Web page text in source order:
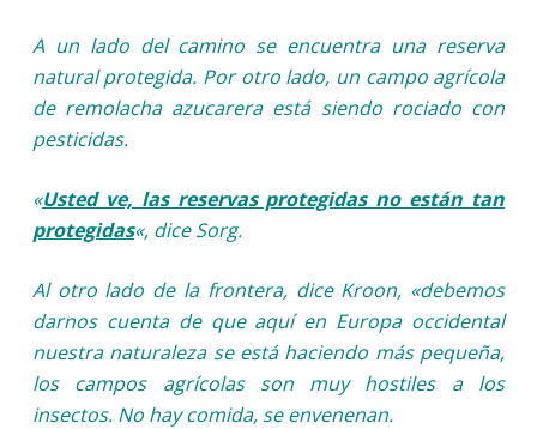
A un lado del camino se encuentra una reserva
natural protegida. Por otro lado, un campo agrícola
de remolacha azucarera está siendo rociado con
pesticidas.
«Usted ve, las reservas protegidas no están tan
protegidas«, dice Sorg.
Al otro lado de la frontera, dice Kroon, «debemos
darnos cuenta de que aquí en Europa occidental
nuestra naturaleza se está haciendo más pequeña,
los campos agrícolas son muy hostiles a los
insectos. No hay comida, se envenenan.